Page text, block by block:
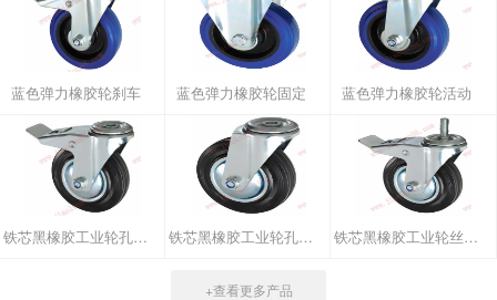
蓝色弹力橡胶轮刹车 蓝色弹力橡胶轮固定 蓝色弹力橡胶轮活动
铁芯黑橡胶工业轮孔顶刹车 铁芯黑橡胶工业轮孔顶活动 铁芯黑橡胶工业轮丝杆刹车
+查看更多产品